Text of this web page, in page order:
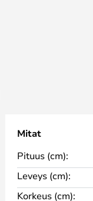
Mitat
Pituus (cm):
Leveys (cm):
Korkeus (cm):